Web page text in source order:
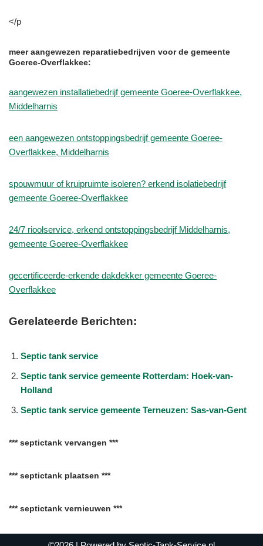
</p
meer aangewezen reparatiebedrijven voor de gemeente
Goeree-Overflakkee:
aangewezen installatiebedrijf gemeente Goeree-Overflakkee,
Middelharnis
een aangewezen ontstoppingsbedrijf gemeente Goeree-
Overflakkee, Middelharnis
spouwmuur of kruipruimte isoleren? erkend isolatiebedrijf
gemeente Goeree-Overflakkee
24/7 rioolservice, erkend ontstoppingsbedrijf Middelharnis,
gemeente Goeree-Overflakkee
gecertificeerde-erkende dakdekker gemeente Goeree-
Overflakkee
Gerelateerde Berichten:
Septic tank service
Septic tank service gemeente Rotterdam: Hoek-van-
Holland
Septic tank service gemeente Terneuzen: Sas-van-Gent
*** septictank vervangen ***
*** septictank plaatsen ***
*** septictank vernieuwen ***